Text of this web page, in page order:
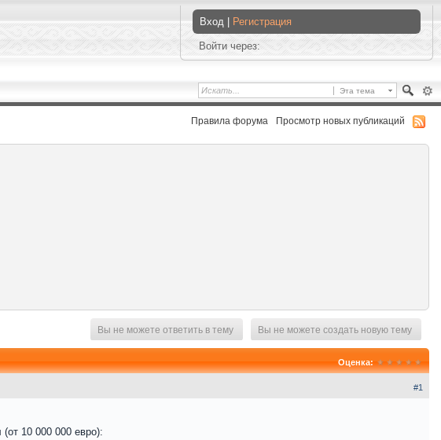
Вход | Регистрация
Войти через:
Эта тема
Правила форума Просмотр новых публикаций
Вы не можете создать новую тему
Вы не можете ответить в тему
Оценка:
#1
10 000 000 евро):